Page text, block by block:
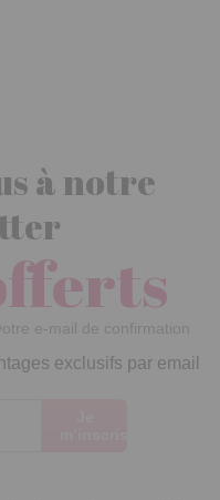
à notre
e-mail de confirmation
exclusifs par email